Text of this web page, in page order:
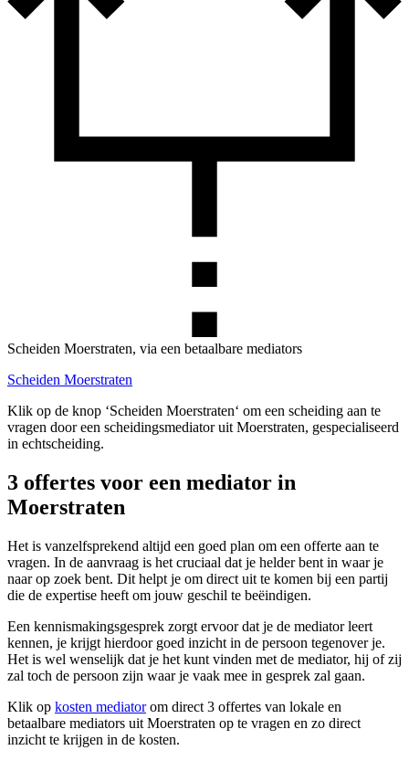
Scheiden Moerstraten, via een betaalbare mediators
Scheiden Moerstraten
Klik op de knop ‘Scheiden Moerstraten‘ om een scheiding aan te
vragen door een scheidingsmediator uit Moerstraten, gespecialiseerd
in echtscheiding.
3 offertes voor een mediator in
Moerstraten
Het is vanzelfsprekend altijd een goed plan om een offerte aan te
vragen. In de aanvraag is het cruciaal dat je helder bent in waar je
naar op zoek bent. Dit helpt je om direct uit te komen bij een partij
die de expertise heeft om jouw geschil te beëindigen.
Een kennismakingsgesprek zorgt ervoor dat je de mediator leert
kennen, je krijgt hierdoor goed inzicht in de persoon tegenover je.
Het is wel wenselijk dat je het kunt vinden met de mediator, hij of zij
zal toch de persoon zijn waar je vaak mee in gesprek zal gaan.
Klik op kosten mediatorom direct 3 offertes van lokale en
betaalbare mediators uit Moerstraten op te vragen en zo direct
inzicht te krijgen in de kosten.